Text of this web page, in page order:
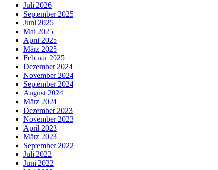
Juli 2026
September 2025
Juni 2025
Mai 2025
April 2025
März 2025
Februar 2025
Dezember 2024
November 2024
September 2024
August 2024
März 2024
Dezember 2023
November 2023
April 2023
März 2023
September 2022
Juli 2022
Juni 2022